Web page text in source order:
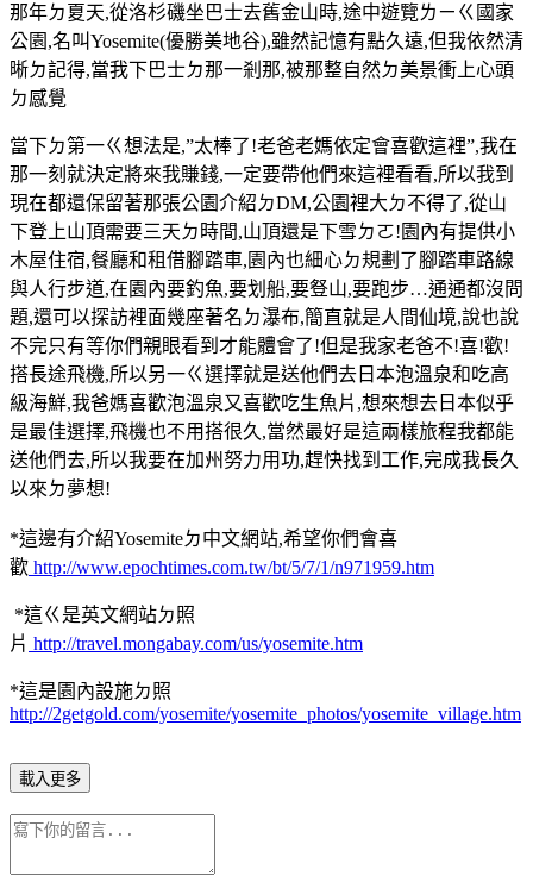
那年ㄉ夏天,從洛杉磯坐巴士去舊金山時,途中遊覽ㄌㄧㄍ國家
公園,名叫Yosemite(優勝美地谷),雖然記憶有點久遠,但我依然清
晰ㄉ記得,當我下巴士ㄉ那一剎那,被那整自然ㄉ美景衝上心頭
ㄉ感覺
當下ㄉ第一ㄍ想法是,”太棒了!老爸老媽依定會喜歡這裡”,我在
那一刻就決定將來我賺錢,一定要帶他們來這裡看看,所以我到
現在都還保留著那張公園介紹ㄉDM,公園裡大ㄉ不得了,從山
下登上山頂需要三天ㄉ時間,山頂還是下雪ㄉㄛ!園內有提供小
木屋住宿,餐廳和租借腳踏車,園內也細心ㄉ規劃了腳踏車路線
與人行步道,在園內要釣魚,要划船,要豋山,要跑步…通通都沒問
題,還可以探訪裡面幾座著名ㄉ瀑布,簡直就是人間仙境,說也說
不完只有等你們親眼看到才能體會了!但是我家老爸不!喜!歡!
搭長途飛機,所以另一ㄍ選擇就是送他們去日本泡溫泉和吃高
級海鮮,我爸媽喜歡泡溫泉又喜歡吃生魚片,想來想去日本似乎
是最佳選擇,飛機也不用搭很久,當然最好是這兩樣旅程我都能
送他們去,所以我要在加州努力用功,趕快找到工作,完成我長久
以來ㄉ夢想!
*這邊有介紹Yosemiteㄉ中文網站,希望你們會喜
歡 http://www.epochtimes.com.tw/bt/5/7/1/n971959.htm
*這ㄍ是英文網站ㄉ照
片 http://travel.mongabay.com/us/yosemite.htm
*這是園內設施ㄉ照
http://2getgold.com/yosemite/yosemite_photos/yosemite_village.htm
載入更多